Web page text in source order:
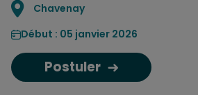
Localisation
Chavenay
Début : 05 janvier 2026
Postuler